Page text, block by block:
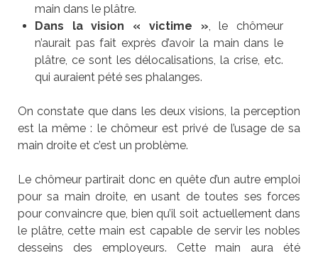
main dans le plâtre.
Dans la vision « victime », le chômeur
n’aurait pas fait exprès d’avoir la main dans le
plâtre, ce sont les délocalisations, la crise, etc.
qui auraient pété ses phalanges.
On constate que dans les deux visions, la perception
est la même : le chômeur est privé de l’usage de sa
main droite et c’est un problème.
Le chômeur partirait donc en quête d’un autre emploi
pour sa main droite, en usant de toutes ses forces
pour convaincre que, bien qu’il soit actuellement dans
le plâtre, cette main est capable de servir les nobles
desseins des employeurs. Cette main aura été